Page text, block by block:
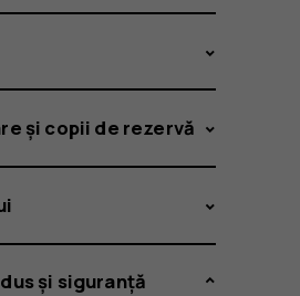
și copii de rezervă
și siguranță